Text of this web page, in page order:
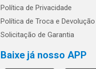
Política de Privacidade
Política de Troca e Devolução
Solicitação de Garantia
Baixe já nosso APP